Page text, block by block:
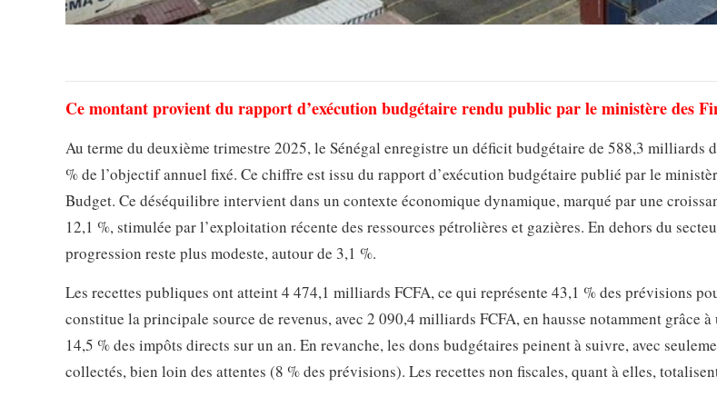
Ce montant provient du rapport d’exécution budgétaire rendu public par le ministère des
Au terme du deuxième trimestre 2025, le Sénégal enregistre un déficit budgétaire de 588,3 milliards
% de l’objectif annuel fixé. Ce chiffre est issu du rapport d’exécution budgétaire publié par le
Budget. Ce déséquilibre intervient dans un contexte économique dynamique, marqué par une
12,1 %, stimulée par l’exploitation récente des ressources pétrolières et gazières. En dehors du
progression reste plus modeste, autour de 3,1 %.
Les recettes publiques ont atteint 4 474,1 milliards FCFA, ce qui représente 43,1 % des prévisions
constitue la principale source de revenus, avec 2 090,4 milliards FCFA, en hausse notamment grâce
14,5 % des impôts directs sur un an. En revanche, les dons budgétaires peinent à suivre, avec
collectés, bien loin des attentes (8 % des prévisions). Les recettes non fiscales, quant à elles,